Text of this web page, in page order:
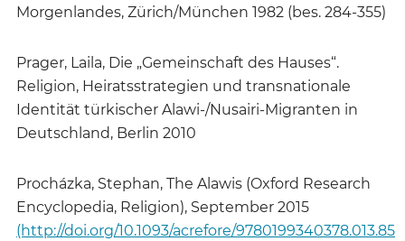
Morgenlandes, Zürich/München 1982 (bes. 284-355)
Prager, Laila, Die „Gemeinschaft des Hauses“.
Religion, Heiratsstrategien und transnationale
Identität türkischer Alawi-/Nusairi-Migranten in
Deutschland, Berlin 2010
Procházka, Stephan, The Alawis (Oxford Research
Encyclopedia, Religion), September 2015
(http://doi.org/10.1093/acrefore/9780199340378.013.85